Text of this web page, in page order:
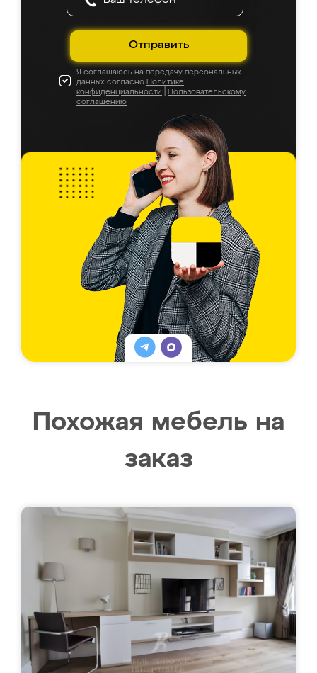
Отправить
Я соглашаюсь на передачу персональных
данных согласно Политике
конфиденциальности
Пользовательскому
соглашению
Похожая мебель на
заказ